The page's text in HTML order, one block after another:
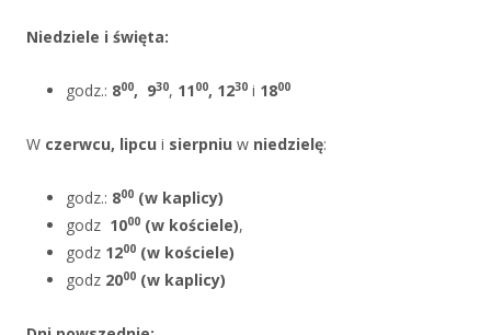
Niedziele i święta:
godz.: 800, 930, 11 00, 1230 i 1800
W czerwcu, lipcu i sierpniu w niedzielę:
godz.: 800 (w kaplicy)
godz 1000 (w kościele),
godz 1200 (w kościele)
godz 2000 (w kaplicy)